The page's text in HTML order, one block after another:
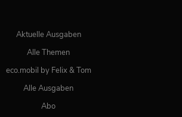
Aktuelle Ausgaben
Alle Themen
eco.mobil by Felix & Tom
Alle Ausgaben
Abo